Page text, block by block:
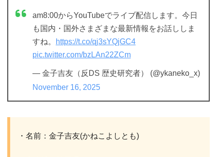
am8:00からYouTubeでライブ配信します。今日
も国内・国外さまざまな最新情報をお話ししま
すね。
https://t.co/qj3sYQjGC4
pic.twitter.com/bzLAn22ZCm
— 金子吉友（反DS 歴史研究者） (@ykaneko_x)
November 16, 2025
・名前：金子吉友(かねこよしとも)